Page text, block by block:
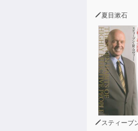
夏目漱石
スティーブン・R・